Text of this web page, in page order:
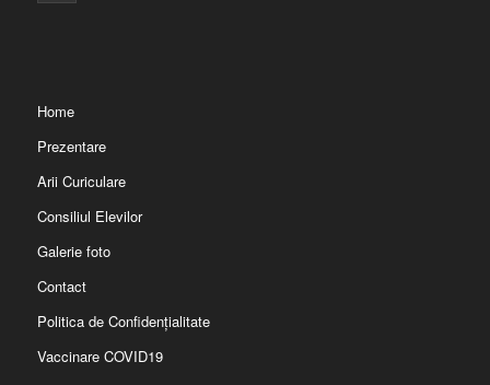
Home
Prezentare
Arii Curiculare
Consiliul Elevilor
Galerie foto
Contact
Politica de Confidențialitate
Vaccinare COVID19